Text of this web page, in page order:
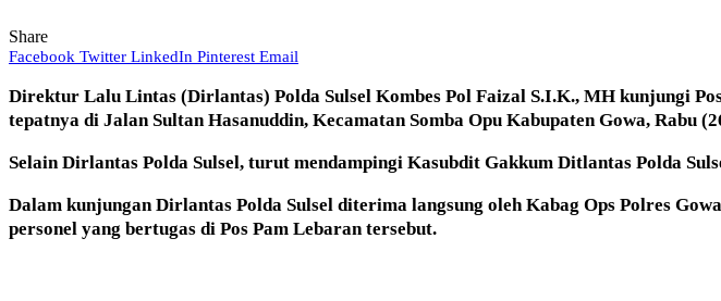
Share
Facebook Twitter LinkedIn Pinterest Email
Direktur Lalu Lintas (Dirlantas) Polda Sulsel Kombes Pol Faizal S.I.K., MH kunjungi
tepatnya di Jalan Sultan Hasanuddin, Kecamatan Somba Opu Kabupaten Gowa, Rabu
Selain Dirlantas Polda Sulsel, turut mendampingi Kasubdit Gakkum Ditlantas Polda
Dalam kunjungan Dirlantas Polda Sulsel diterima langsung oleh Kabag Ops Polres
personel yang bertugas di Pos Pam Lebaran tersebut.